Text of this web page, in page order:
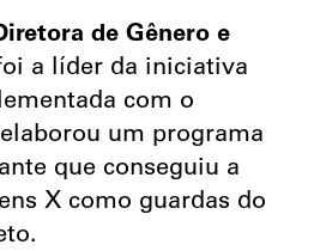
de Gênero e
a líder da iniciativa
com o
um programa
que conseguiu a
X como guardas do